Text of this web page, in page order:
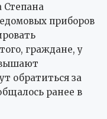
Степана
приборов
граждане, у
обратиться за
ранее в